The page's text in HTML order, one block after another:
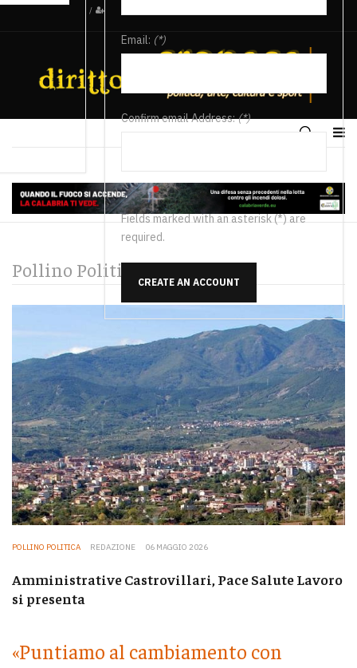
/
Email: (*)
Confirm email Address:(*)
Fields marked with an asterisk (*) are
required.
CREATE AN ACCOUNT
Pollino Politica
POLLINO POLITICA REDAZIONE 06 MAGGIO 2026
Amministrative Castrovillari, Pace Salute Lavoro
si presenta
«Puntiamo al cambiamento con